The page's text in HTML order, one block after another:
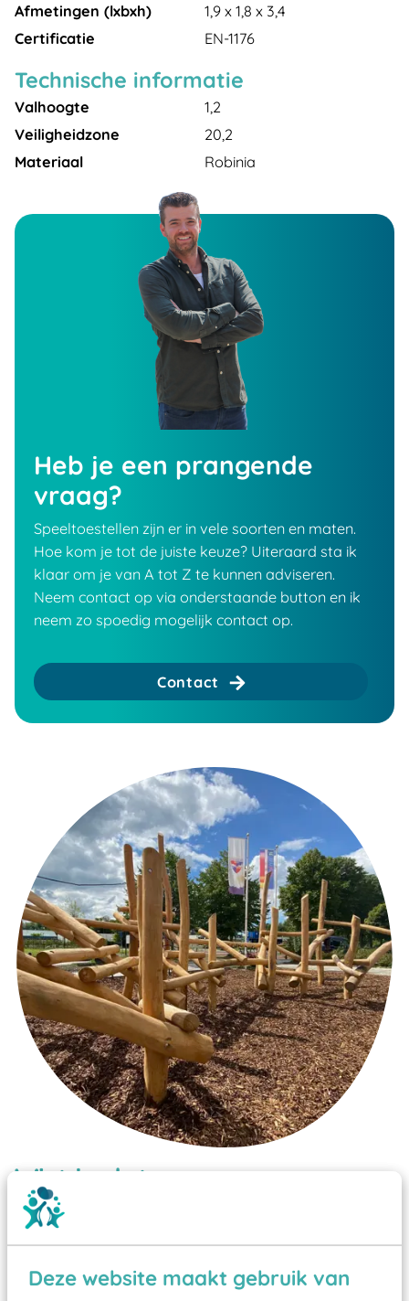
Deze website maakt gebruik van
Afmetingen (lxbxh)
1,9 x 1,8 x 3,4
Certificatie
EN-1176
Technische informatie
Valhoogte
1,2
Veiligheidzone
20,2
Materiaal
Robinia
Heb je een prangende
vraag?
Speeltoestellen zijn er in vele soorten en maten.
Hoe kom je tot de juiste keuze? Uiteraard sta ik
klaar om je van A tot Z te kunnen adviseren.
Neem contact op via onderstaande button en ik
neem zo spoedig mogelijk contact op.
Contact
Wist je dat:
Vanaf een valhoogte van 1,5 meter een speciale
Elk speeltoestel in de openbare ruimte voorzien